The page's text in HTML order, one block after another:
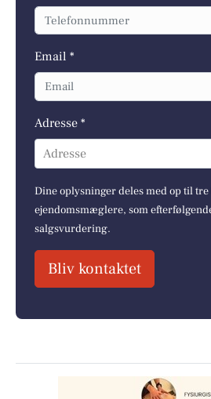
Email *
Adresse *
Adresse
Dine oplysninger deles med op til
ejendomsmæglere, som
salgsvurdering.
Bliv kontaktet